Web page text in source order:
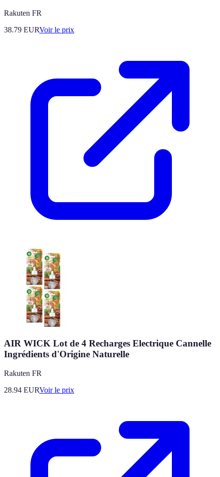
Rakuten FR
38.79 EURVoir le prix
AIR WICK Lot de 4 Recharges Electrique Cannelle
Ingrédients d'Origine Naturelle
Rakuten FR
28.94 EURVoir le prix